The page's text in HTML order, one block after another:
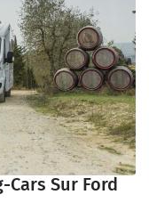
Sur Ford